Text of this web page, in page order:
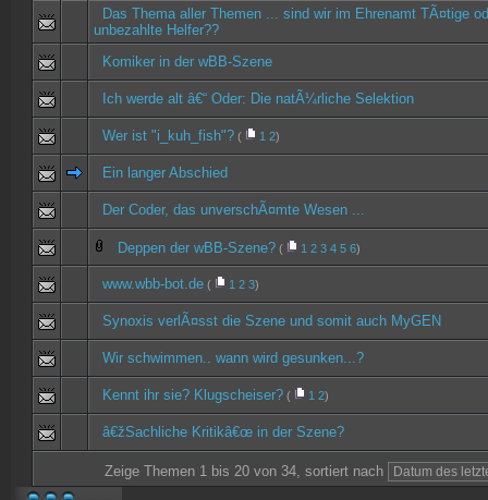
Das Thema aller Themen ... sind wir im Ehrenamt TÃ¤tige
unbezahlte Helfer??
Komiker in der wBB-Szene
Ich werde alt â€“ Oder: Die natÃ¼rliche Selektion
Wer ist "i_kuh_fish"? ( 1 2)
Ein langer Abschied
Der Coder, das unverschÃ¤mte Wesen ...
Deppen der wBB-Szene? ( 1 2 3 4 5 6)
www.wbb-bot.de ( 1 2 3)
Synoxis verlÃ¤sst die Szene und somit auch MyGEN
Wir schwimmen.. wann wird gesunken...?
Kennt ihr sie? Klugscheiser? ( 1 2)
â€žSachliche Kritikâ€œ in der Szene?
Zeige Themen 1 bis 20 von 34, sortiert nach